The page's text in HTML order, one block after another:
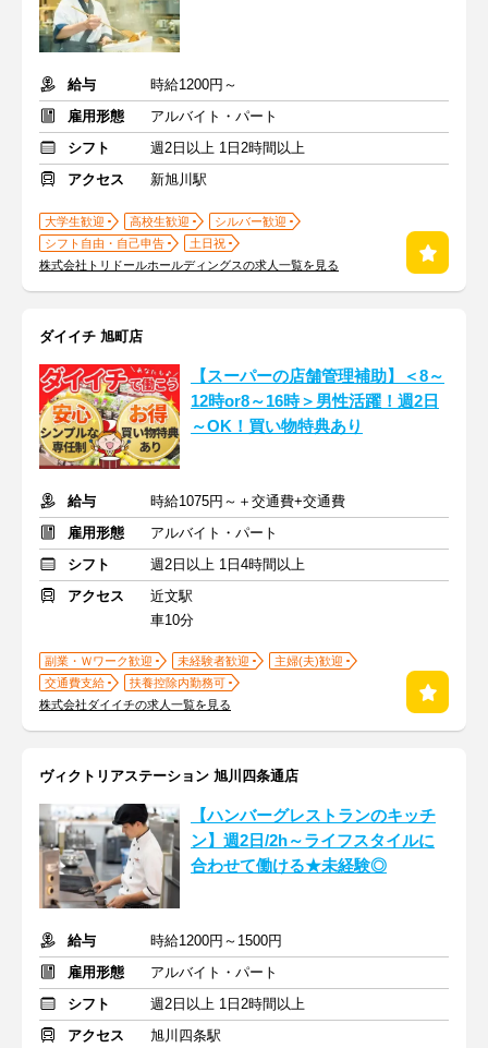
給与
時給1200円～
雇用形態
アルバイト・パート
シフト
週2日以上 1日2時間以上
アクセス
新旭川駅
大学生歓迎 高校生歓迎
シルバー歓迎
シフト自由・自己申告
土日祝
株式会社トリドールホールディングスの求人一覧を見る
ダイイチ 旭町店
【スーパーの店舗管理補助】＜8～
12時or8～16時＞男性活躍！週2日
～OK！買い物特典あり
給与
時給1075円～＋交通費+交通費
雇用形態
アルバイト・パート
シフト
週2日以上 1日4時間以上
アクセス
近文駅
車10分
副業・Ｗワーク歓迎 未経験者歓迎
主婦(夫)歓迎
交通費支給
扶養控除内勤務可
株式会社ダイイチの求人一覧を見る
ヴィクトリアステーション 旭川四条通店
【ハンバーグレストランのキッチ
ン】週2日/2h～ライフスタイルに
合わせて働ける★未経験◎
給与
時給1200円～1500円
雇用形態
アルバイト・パート
シフト
週2日以上 1日2時間以上
アクセス
旭川四条駅